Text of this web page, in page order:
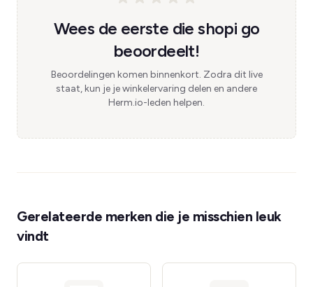
Wees de eerste die shopi go
beoordeelt!
Beoordelingen komen binnenkort. Zodra dit live
staat, kun je je winkelervaring delen en andere
Herm.io-leden helpen.
Gerelateerde merken die je misschien leuk
vindt